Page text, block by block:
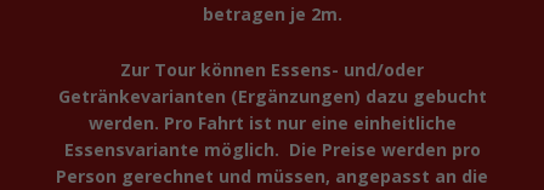
betragen je 2m.
Zur Tour können Essens- und/oder
Getränkevarianten (Ergänzungen) dazu gebucht
werden. Pro Fahrt ist nur eine einheitliche
Essensvariante möglich. Die Preise werden pro
Person gerechnet und müssen, angepasst an die